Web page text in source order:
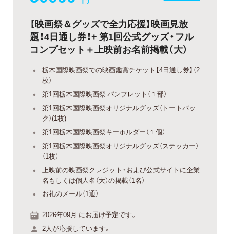
【映画祭＆グッズで全力応援】映画見放
題！4日通し券！+ 第1回公式グッズ・フル
コンプセット＋上映前お名前掲載（大）
栃木国際映画祭での映画鑑賞チケット【4日通し券】（2
枚）
第1回栃木国際映画祭 パンフレット（１部）
第1回栃木国際映画祭オリジナルグッズ（トートバッ
ク）(1枚)
第1回栃木国際映画祭キーホルダー（１個）
第1回栃木国際映画祭オリジナルグッズ（ステッカー）
（1枚）
上映前の映画祭クレジット・および公式サイトに企業
名もしくは個人名（大）の掲載（1名）
お礼のメール（1通）
2026年09月 にお届け予定です。
2人が応援しています。